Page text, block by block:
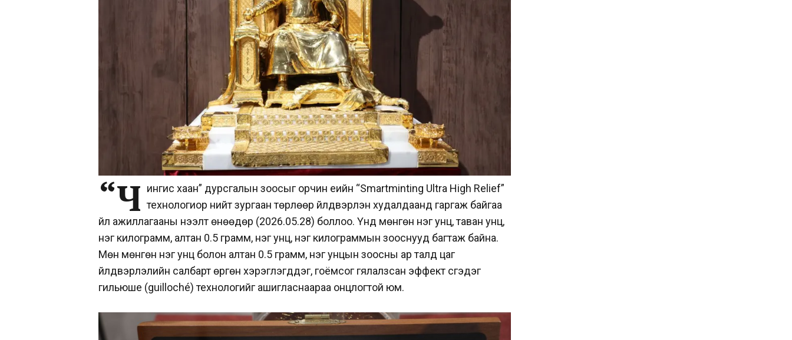
“Ч ингис хаан” дурсгалын зоосыг орчин үеийн “Smartminting Ultra High Relief”
технологиор нийт зургаан төрлөөр үйлдвэрлэн худалдаанд гаргаж байгаа
үйл ажиллагааны нээлт өнөөдөр (2026.05.28) боллоо. Үүнд мөнгөн нэг унц, таван унц,
нэг килограмм, алтан 0.5 грамм, нэг унц, нэг килограммын зооснууд багтаж байна.
Мөн мөнгөн нэг унц болон алтан 0.5 грамм, нэг унцын зоосны ар талд цаг
үйлдвэрлэлийн салбарт өргөн хэрэглэгддэг, гоёмсог гялалзсан эффект үүсгэдэг
гильюше (guilloché) технологийг ашигласнаараа онцлогтой юм.